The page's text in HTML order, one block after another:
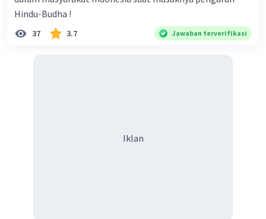
Taluk N
Sebut kan negara negara anggota pakta warsawa dan
Hindu-Budha !
37 3.7 Jawaban terverifikasi
Iklan